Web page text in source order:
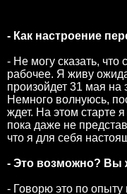
- Как настроение
- Не могу сказать,
рабочее. Я живу
произойдет 31 мая на
Немного волнуюсь,
ждет. На этом старте
пока даже не
что я для себя
- Это возможно? Вы
- Говорю это по